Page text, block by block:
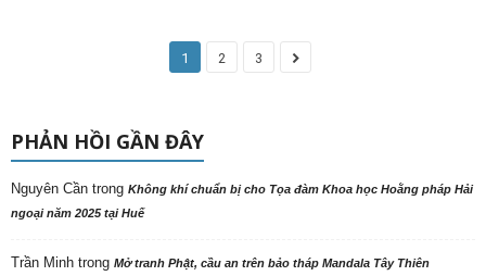
1 2 3
PHẢN HỒI GẦN ĐÂY
Nguyên Cần trong Không khí chuẩn bị cho Tọa đàm Khoa học Hoằng pháp Hải
ngoại năm 2025 tại Huế
Trần Minh trong Mở tranh Phật, cầu an trên bảo tháp Mandala Tây Thiên